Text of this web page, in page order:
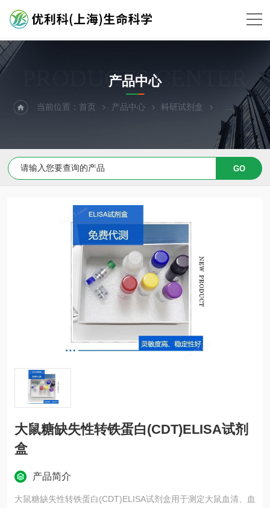
PRODUCTS CENTER
产品中心
当前位置：首页 产品中心 科研试剂盒 ELISA试剂盒
大鼠糖缺失性转铁蛋白(CDT)ELISA试剂
盒
产品简介
大鼠糖缺失性转铁蛋白(CDT)ELISA试剂盒用于测定大鼠血清、血